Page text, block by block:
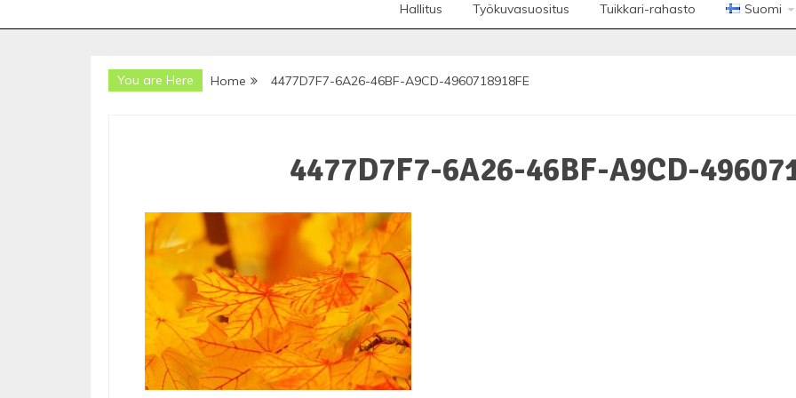
Hallitus Työkuvasuositus Tuikkari-rahasto Suomi
You are Here Home 4477D7F7-6A26-46BF-A9CD-4960718918FE
4477D7F7-6A26-46BF-A9CD-